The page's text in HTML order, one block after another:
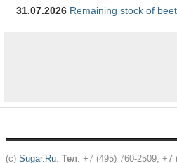
31.07.2026 Remaining stock of
(c) Sugar.Ru. Тел: +7 (495) 760-2509, +7